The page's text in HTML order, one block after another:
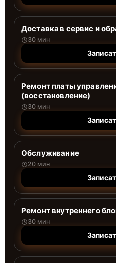
Доставка в сервис и
30 мин
Ремонт платы
(восстановление)
30 мин
Обслуживание
20 мин
Ремонт внутреннего
30 мин